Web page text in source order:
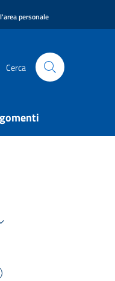
personale
Cerca